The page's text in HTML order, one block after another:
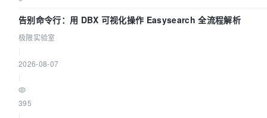
告别命令行：用 DBX 可视化操作 Easysearch 全流程解析
极限实验室
2026-08-07
395